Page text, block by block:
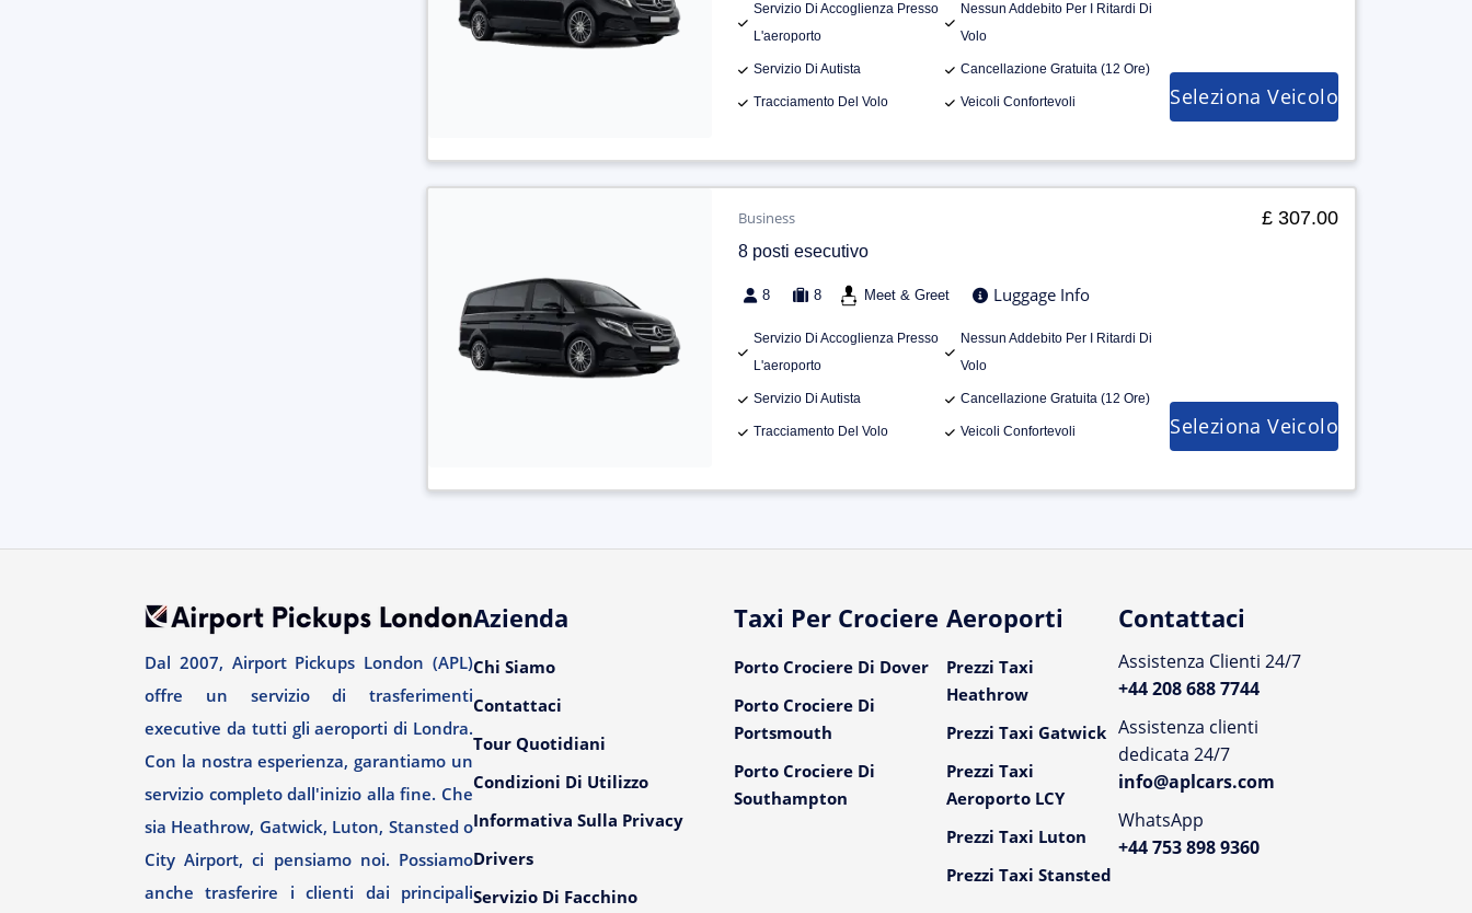
Servizio Di Accoglienza Presso
L'aeroporto
Nessun Addebito Per I Ritardi Di
Volo
Servizio Di Autista Cancellazione Gratuita (12 Ore)
Tracciamento Del Volo Veicoli Confortevoli Seleziona Veicolo
Business
8 posti esecutivo
8 8 Meet & Greet Luggage Info
Servizio Di Accoglienza Presso
L'aeroporto
Nessun Addebito Per I Ritardi Di
Volo
Servizio Di Autista Cancellazione Gratuita (12 Ore)
Tracciamento Del Volo Veicoli Confortevoli
£ 307.00
Seleziona Veicolo
Dal 2007, Airport Pickups London (APL)
offre un servizio di trasferimenti
executive da tutti gli aeroporti di Londra.
Con la nostra esperienza, garantiamo un
servizio completo dall'inizio alla fine. Che
sia Heathrow, Gatwick, Luton, Stansted o
City Airport, ci pensiamo noi. Possiamo
anche trasferire i clienti dai principali
Azienda
Chi Siamo
Contattaci
Tour Quotidiani
Condizioni Di Utilizzo
Informativa Sulla Privacy
Drivers
Servizio Di Facchino
Taxi Per Crociere
Porto Crociere Di Dover
Porto Crociere Di
Portsmouth
Porto Crociere Di
Southampton
Aeroporti
Prezzi Taxi
Heathrow
Prezzi Taxi Gatwick
Prezzi Taxi
Aeroporto LCY
Prezzi Taxi Luton
Prezzi Taxi Stansted
Contattaci
Assistenza Clienti 24/7
+44 208 688 7744
Assistenza clienti
dedicata 24/7
info@aplcars.com
WhatsApp
+44 753 898 9360